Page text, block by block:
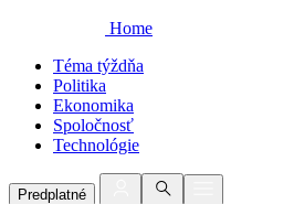
Home
Téma týždňa
Politika
Ekonomika
Spoločnosť
Technológie
Predplatné